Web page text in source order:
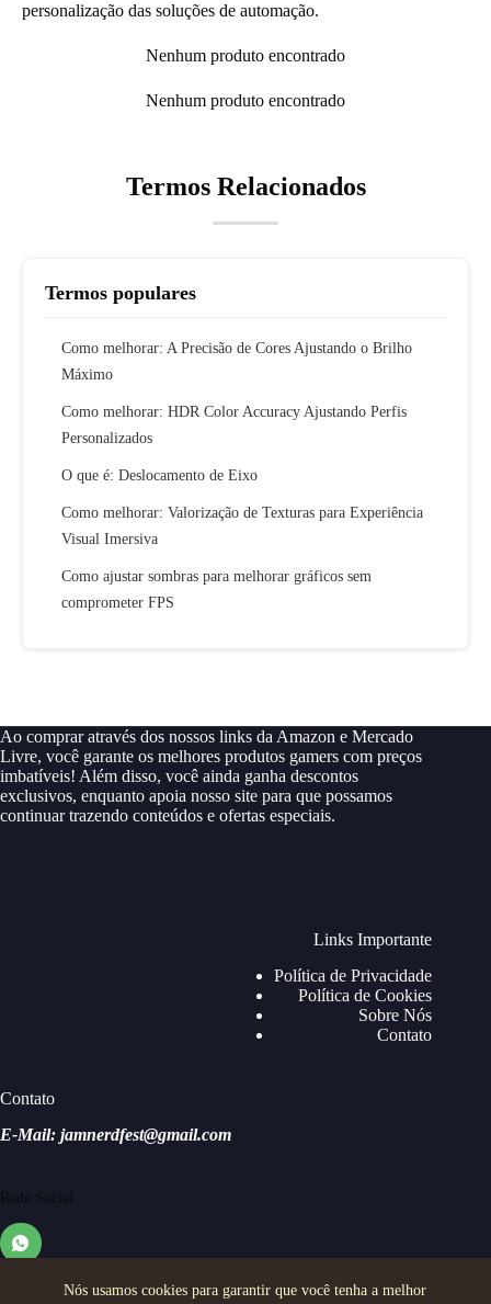
Nós usamos cookies para garantir que você tenha a melhor
personalização das soluções de automação.
Nenhum produto encontrado
Nenhum produto encontrado
Termos Relacionados
Termos populares
Como melhorar: A Precisão de Cores Ajustando o Brilho
Máximo
Como melhorar: HDR Color Accuracy Ajustando Perfis
Personalizados
O que é: Deslocamento de Eixo
Como melhorar: Valorização de Texturas para Experiência
Visual Imersiva
Como ajustar sombras para melhorar gráficos sem
comprometer FPS
Ao comprar através dos nossos links da Amazon e Mercado
Livre, você garante os melhores produtos gamers com preços
imbatíveis! Além disso, você ainda ganha descontos
exclusivos, enquanto apoia nosso site para que possamos
continuar trazendo conteúdos e ofertas especiais.
Links Importante
Política de Privacidade
Política de Cookies
Sobre Nós
Contato
Contato
E-Mail: jamnerdfest@gmail.com
Rede Social